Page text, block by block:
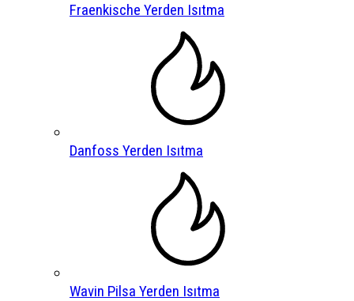
Fraenkische Yerden Isıtma
Danfoss Yerden Isıtma
Wavin Pilsa Yerden Isıtma